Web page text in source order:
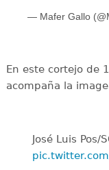
— Mafer Gallo
En este cortejo de
acompaña la
José Luis Pos/